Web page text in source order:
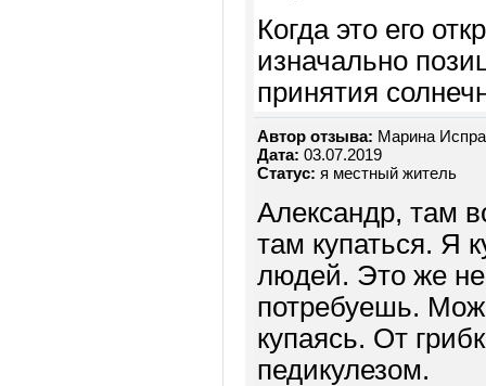
Когда это его
изначально
принятия
Автор отзыва: Марина
Дата: 03.07.2019
Статус: я местный житель
Александр, там
там купаться. Я
людей. Это же не
потребуешь.
купаясь. От
педикулезом.